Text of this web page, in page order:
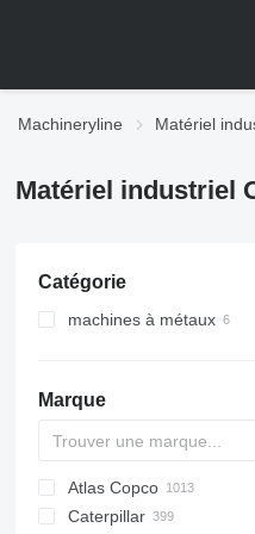
Machineryline Matériel
Matériel industriel
Catégorie
machines à métaux
Marque
PDS
APD
AB
Ensis
Pega
VZ
AG3
Atlas Copco
DrillAir
QAS
PDP
E-series
B-series
BM
GFS
VT
Rover
533
Airpure
BySprint Fiber
CK
SR
Caterpillar